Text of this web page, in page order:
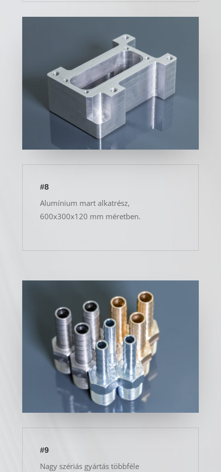
#8
Alumínium mart alkatrész,
600x300x120 mm méretben.
#9
Nagy szériás gyártás többféle